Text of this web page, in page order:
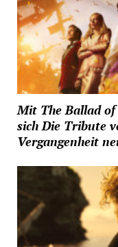
Mit The Ballad
sich Die Tribute
Vergangenheit